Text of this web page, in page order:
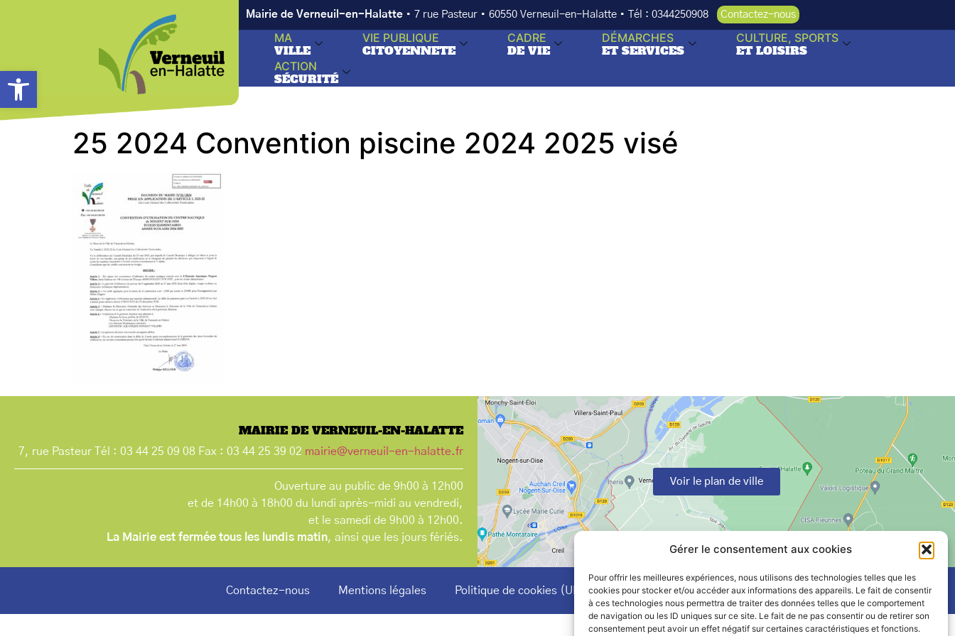
Ouvrir la barre d’outils
Gérer le consentement aux cookies
Pour offrir les meilleures expériences, nous utilisons des technologies telles que les
cookies pour stocker et/ou accéder aux informations des appareils. Le fait de consentir
à ces technologies nous permettra de traiter des données telles que le comportement
de navigation ou les ID uniques sur ce site. Le fait de ne pas consentir ou de retirer son
consentement peut avoir un effet négatif sur certaines caractéristiques et fonctions.
Mairie de Verneuil-en-Halatte • 7 rue Pasteur • 60550 Verneuil-en-Halatte • Tél : 0344250908 Contactez-nous
MA
VILLE
VIE PUBLIQUE
CITOYENNETE
CADRE
DE VIE
DÉMARCHES
ET SERVICES
CULTURE, SPORTS
ET LOISIRS
ACTION
SÉCURITÉ
25 2024 Convention piscine 2024 2025 visé
MAIRIE DE VERNEUIL-EN-HALATTE
7, rue Pasteur Tél : 03 44 25 09 08 Fax : 03 44 25 39 02 mairie@verneuil-en-halatte.fr
Ouverture au public de 9h00 à 12h00
et de 14h00 à 18h00 du lundi après-midi au vendredi,
et le samedi de 9h00 à 12h00.
La Mairie est fermée tous les lundis matin, ainsi que les jours fériés.
Voir le plan de ville
Contactez-nous Mentions légales Politique de cookies (UE)